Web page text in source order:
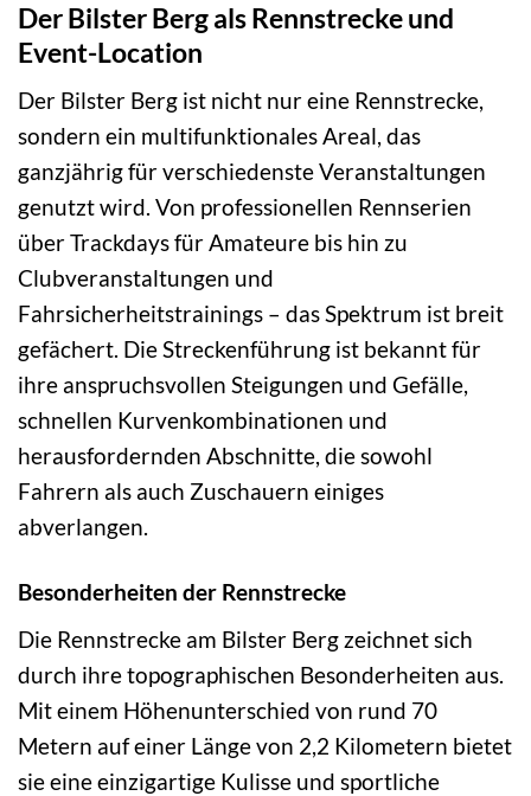
Der Bilster Berg als Rennstrecke und
Event-Location
Der Bilster Berg ist nicht nur eine Rennstrecke,
sondern ein multifunktionales Areal, das
ganzjährig für verschiedenste Veranstaltungen
genutzt wird. Von professionellen Rennserien
über Trackdays für Amateure bis hin zu
Clubveranstaltungen und
Fahrsicherheitstrainings – das Spektrum ist breit
gefächert. Die Streckenführung ist bekannt für
ihre anspruchsvollen Steigungen und Gefälle,
schnellen Kurvenkombinationen und
herausfordernden Abschnitte, die sowohl
Fahrern als auch Zuschauern einiges
abverlangen.
Besonderheiten der Rennstrecke
Die Rennstrecke am Bilster Berg zeichnet sich
durch ihre topographischen Besonderheiten aus.
Mit einem Höhenunterschied von rund 70
Metern auf einer Länge von 2,2 Kilometern bietet
sie eine einzigartige Kulisse und sportliche